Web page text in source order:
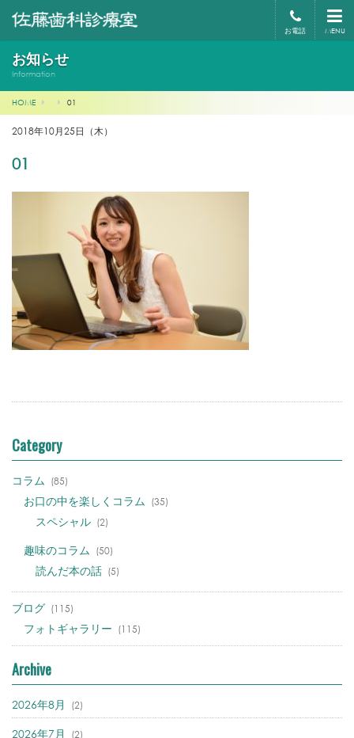
MENU
お電話
お知らせ
Information
HOME 01
2018年10月25日（木）
01
Category
コラム (85)
お口の中を楽しくコラム (35)
スペシャル (2)
趣味のコラム (50)
読んだ本の話 (5)
ブログ (115)
フォトギャラリー (115)
Archive
2026年8月 (2)
2026年7月 (2)